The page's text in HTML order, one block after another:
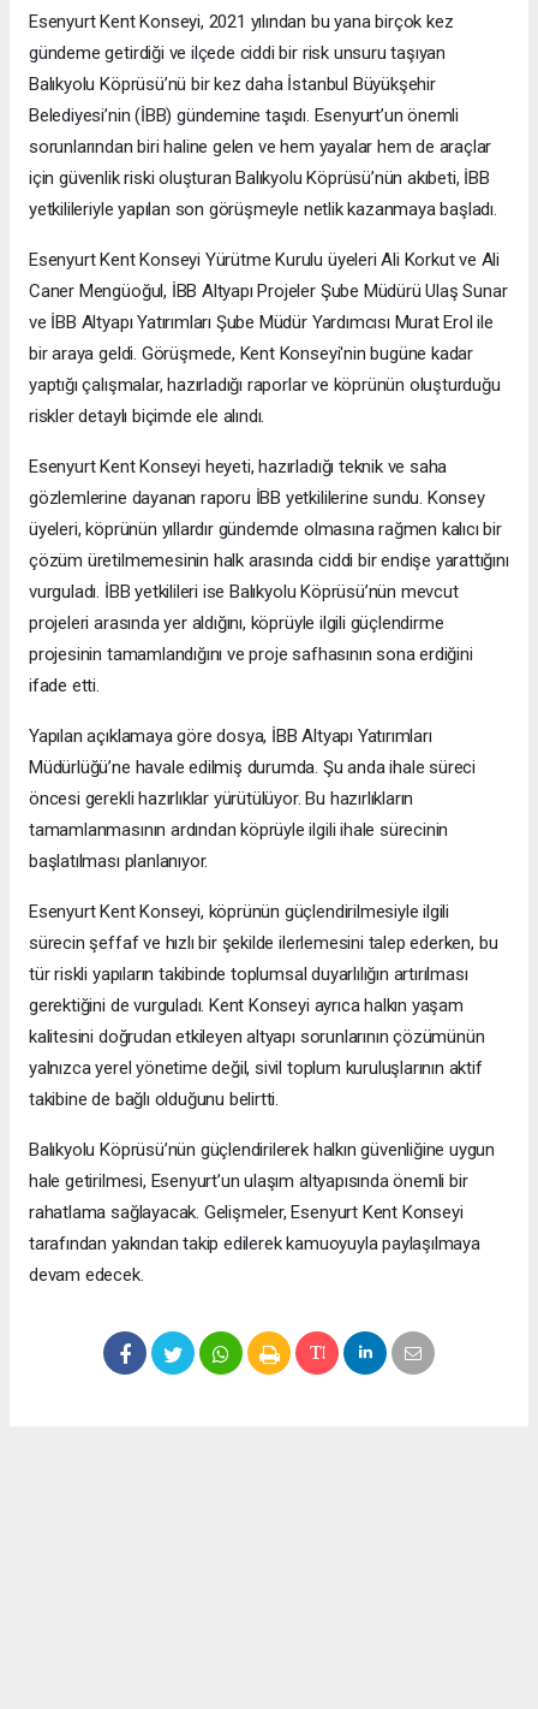
Esenyurt Kent Konseyi, 2021 yılından bu yana birçok kez
gündeme getirdiği ve ilçede ciddi bir risk unsuru taşıyan
Balıkyolu Köprüsü’nü bir kez daha İstanbul Büyükşehir
Belediyesi’nin (İBB) gündemine taşıdı. Esenyurt’un önemli
sorunlarından biri haline gelen ve hem yayalar hem de araçlar
için güvenlik riski oluşturan Balıkyolu Köprüsü’nün akıbeti, İBB
yetkilileriyle yapılan son görüşmeyle netlik kazanmaya başladı.
Esenyurt Kent Konseyi Yürütme Kurulu üyeleri Ali Korkut ve Ali
Caner Mengüoğul, İBB Altyapı Projeler Şube Müdürü Ulaş Sunar
ve İBB Altyapı Yatırımları Şube Müdür Yardımcısı Murat Erol ile
bir araya geldi. Görüşmede, Kent Konseyi'nin bugüne kadar
yaptığı çalışmalar, hazırladığı raporlar ve köprünün oluşturduğu
riskler detaylı biçimde ele alındı.
Esenyurt Kent Konseyi heyeti, hazırladığı teknik ve saha
gözlemlerine dayanan raporu İBB yetkililerine sundu. Konsey
üyeleri, köprünün yıllardır gündemde olmasına rağmen kalıcı bir
çözüm üretilmemesinin halk arasında ciddi bir endişe yarattığını
vurguladı. İBB yetkilileri ise Balıkyolu Köprüsü’nün mevcut
projeleri arasında yer aldığını, köprüyle ilgili güçlendirme
projesinin tamamlandığını ve proje safhasının sona erdiğini
ifade etti.
Yapılan açıklamaya göre dosya, İBB Altyapı Yatırımları
Müdürlüğü’ne havale edilmiş durumda. Şu anda ihale süreci
öncesi gerekli hazırlıklar yürütülüyor. Bu hazırlıkların
tamamlanmasının ardından köprüyle ilgili ihale sürecinin
başlatılması planlanıyor.
Esenyurt Kent Konseyi, köprünün güçlendirilmesiyle ilgili
sürecin şeffaf ve hızlı bir şekilde ilerlemesini talep ederken, bu
tür riskli yapıların takibinde toplumsal duyarlılığın artırılması
gerektiğini de vurguladı. Kent Konseyi ayrıca halkın yaşam
kalitesini doğrudan etkileyen altyapı sorunlarının çözümünün
yalnızca yerel yönetime değil, sivil toplum kuruluşlarının aktif
takibine de bağlı olduğunu belirtti.
Balıkyolu Köprüsü’nün güçlendirilerek halkın güvenliğine uygun
hale getirilmesi, Esenyurt’un ulaşım altyapısında önemli bir
rahatlama sağlayacak. Gelişmeler, Esenyurt Kent Konseyi
tarafından yakından takip edilerek kamuoyuyla paylaşılmaya
devam edecek.